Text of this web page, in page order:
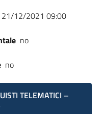
21/12/2021 09:00
no
no
TELEMATICI –